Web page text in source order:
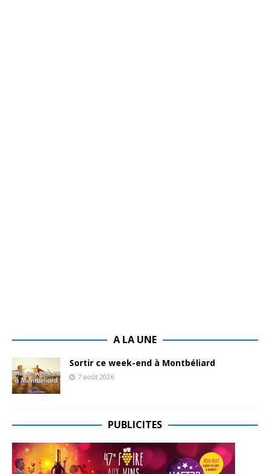
A LA UNE
Sortir ce week-end à Montbéliard
7 août 2026
PUBLICITES